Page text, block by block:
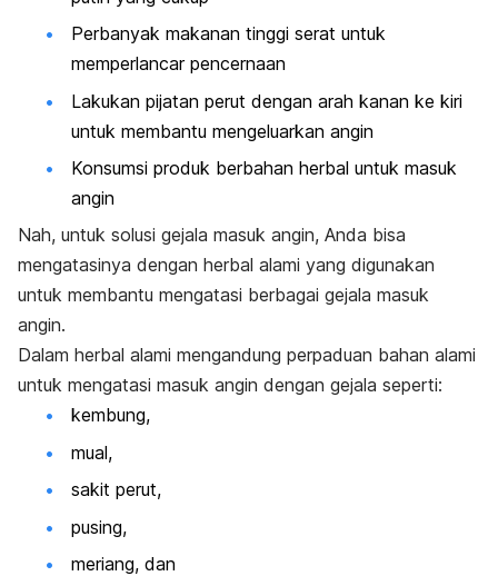
Perbanyak makanan tinggi serat untuk
memperlancar pencernaan
Lakukan pijatan perut dengan arah kanan ke kiri
untuk membantu mengeluarkan angin
Konsumsi produk berbahan herbal untuk masuk
angin
Nah, untuk solusi gejala masuk angin, Anda bisa
mengatasinya dengan herbal alami yang digunakan
untuk membantu mengatasi berbagai gejala masuk
angin.
Dalam herbal alami mengandung perpaduan bahan alami
untuk mengatasi masuk angin dengan gejala seperti:
kembung,
mual,
sakit perut,
pusing,
meriang, dan